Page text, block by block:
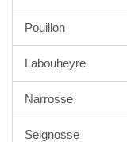
Pouillon
Labouheyre
Narrosse
Seignosse